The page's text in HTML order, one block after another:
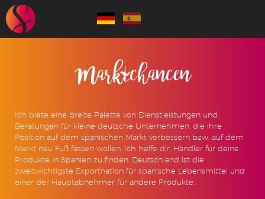
Marktchancen
Ich biete eine breite Palette von Dienstleistungen und
Beratungen für kleine deutsche Unternehmen, die ihre
Position auf dem spanischen Markt verbessern bzw. auf dem
Markt neu Fuß fassen wollen. Ich helfe dir, Händler für deine
Produkte in Spanien zu finden. Deutschland ist die
zweitwichtigste Exportnation für spanische Lebensmittel und
einer der Hauptabnehmer für andere Produkte.